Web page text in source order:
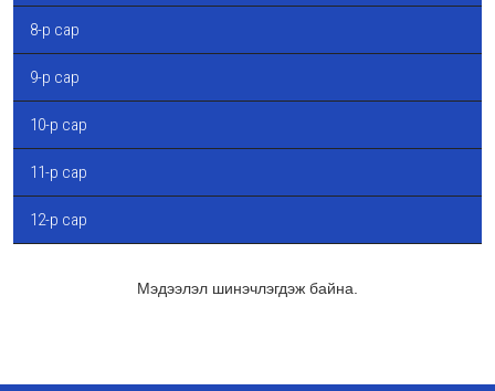
8-р сар
9-р сар
10-р сар
11-р сар
12-р сар
Мэдээлэл шинэчлэгдэж байна.